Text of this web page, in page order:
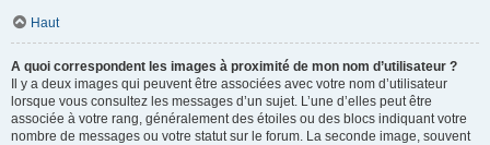
Haut
A quoi correspondent les images à proximité de mon nom d’utilisateur ?
Il y a deux images qui peuvent être associées avec votre nom d’utilisateur
lorsque vous consultez les messages d’un sujet. L’une d’elles peut être
associée à votre rang, généralement des étoiles ou des blocs indiquant votre
nombre de messages ou votre statut sur le forum. La seconde image, souvent